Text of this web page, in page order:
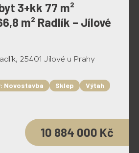
3+kk 77 m²
m² Radlík – Jílové
25401 Jílové u Prahy
Novostavba Sklep
Výtah
10 884 000 Kč